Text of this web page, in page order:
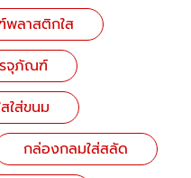
ลาสติกใส
จุภัณฑ์
ใส่ขนม
กล่องกลมใส่สลัด